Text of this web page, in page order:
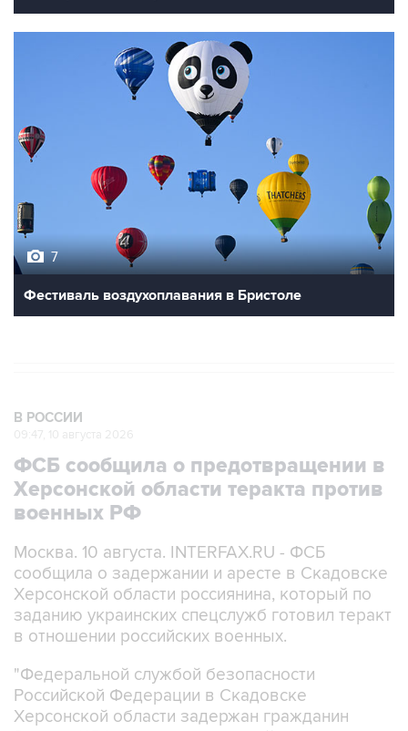
Фестиваль воздухоплавания в Бристоле
ФСБ сообщила о предотвращении в
Херсонской области теракта против
военных РФ
Москва. 10 августа. INTERFAX.RU - ФСБ
Херсонской области россиянина, который по
заданию украинских спецслужб готовил теракт
в отношении российских военных.
"Федеральной службой безопасности
Херсонской области задержан гражданин
России, 1976 г.р., планировавший
террористический акт по заданию спецслужб